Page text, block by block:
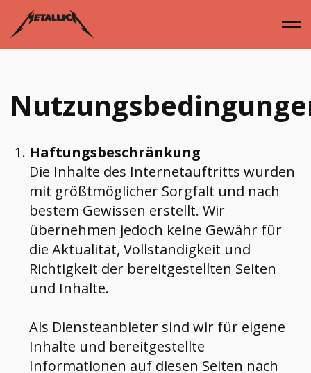
Inhalt
springen
Home
Alben
Singles
Live Termine
Haftungsbeschränkung
Die Inhalte des Internetauftritts wurden
mit größtmöglicher Sorgfalt und nach
bestem Gewissen erstellt. Wir
übernehmen jedoch keine Gewähr für
die Aktualität, Vollständigkeit und
Richtigkeit der bereitgestellten Seiten
und Inhalte.
Als Diensteanbieter sind wir für eigene
Inhalte und bereitgestellte
Informationen auf diesen Seiten nach